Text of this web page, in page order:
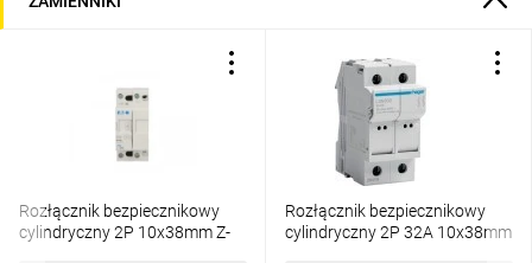
Rozłącznik bezpiecznikowy
cylindryczny 2P 10x38mm Z-
Rozłącznik bezpiecznikowy
cylindryczny 2P 32A 10x38mm